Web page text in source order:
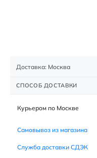
Доставка: Москва
СПОСОБ ДОСТАВКИ
Курьером по Москве
Самовывоз из магазина
Служба доставки СДЭК